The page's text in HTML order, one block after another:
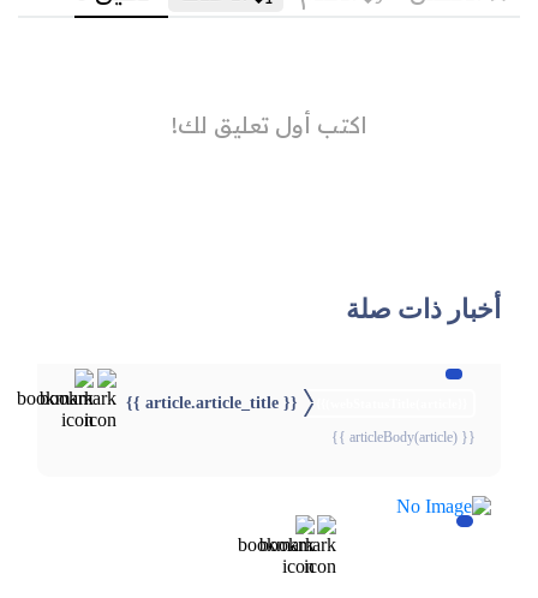
أخبار ذات صلة
{{ article.article_title }}
{{ articleBody(article) }}